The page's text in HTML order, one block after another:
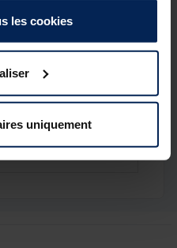
les cookies
uniquement
1